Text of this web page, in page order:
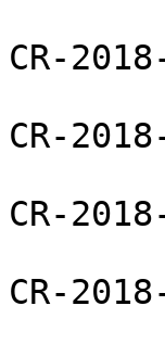
CR-
CR-
CR-
CR-